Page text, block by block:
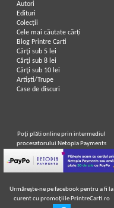
Autori
Edituri
Colecții
Cele mai căutate cărți
Blog Printre Carti
Cărţi sub 5 lei
Cărţi sub 8 lei
Cărţi sub 10 lei
Artiști/Trupe
Case de discuri
Poţi plăti online prin intermediul
procesatorului Netopia Payments
Urmăreşte-ne pe facebook pentru a fi la
curent cu promoţiile PrintreCarti.ro